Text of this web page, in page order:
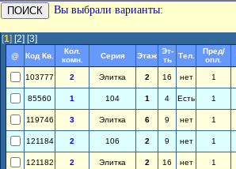
Вы выбрали варианты:
[1] [2] [3]
@ Код Кв.
Кол.
комн.
Серия Этаж
Эт-
ть
Тел.
Пред/
опл.
103777
2 Элитка 2 16 нет 1
85560 1 104 1 4 Есть 1
119746 3 Элитка 6 9 нет 1
121184 2 106 2 9 нет 1
121182 2 Элитка 2 16 нет 1